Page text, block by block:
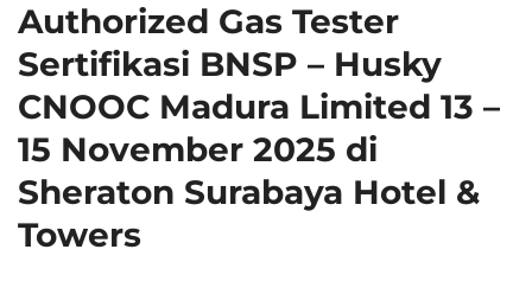
Authorized Gas Tester
Sertifikasi BNSP – Husky
CNOOC Madura Limited 13 –
15 November 2025 di
Sheraton Surabaya Hotel &
Towers